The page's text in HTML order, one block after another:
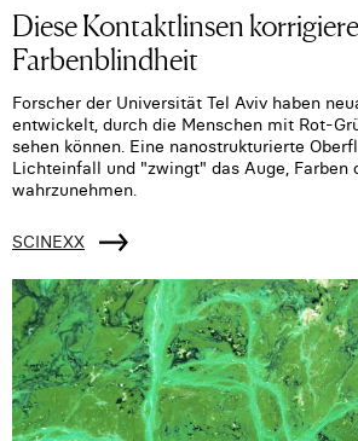
Diese Kontaktlinsen
Farbenblindheit
Forscher der Universität Tel Aviv haben
entwickelt, durch die Menschen mit Rot-
sehen können. Eine nanostrukturierte
Lichteinfall und "zwingt" das Auge, Farben
wahrzunehmen.
SCINEXX